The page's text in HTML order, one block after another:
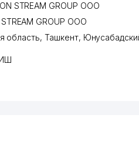
STREAM GROUP ООО
STREAM GROUP ООО
область,Ташкент,